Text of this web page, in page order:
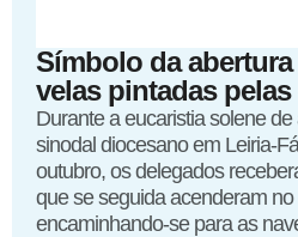
Símbolo da
velas pintadas
Durante a eucaristia solene
sinodal diocesano em Leiria-
outubro, os delegados
que se seguida acenderam no
encaminhando-se para as